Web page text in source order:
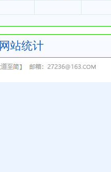
网站统计